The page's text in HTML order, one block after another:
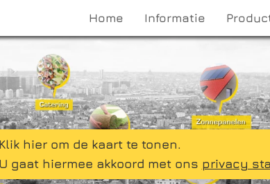
Home Informatie
Klik hier om de kaart te tonen.
U gaat hiermee akkoord met ons privacy